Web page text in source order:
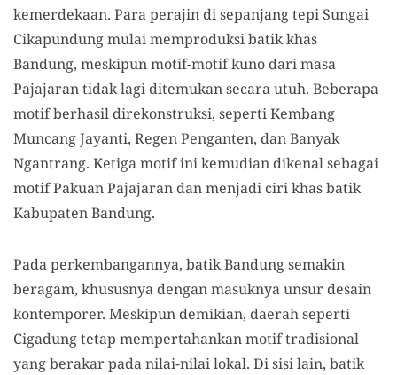
kemerdekaan. Para perajin di sepanjang tepi Sungai
Cikapundung mulai memproduksi batik khas
Bandung, meskipun motif-motif kuno dari masa
Pajajaran tidak lagi ditemukan secara utuh. Beberapa
motif berhasil direkonstruksi, seperti Kembang
Muncang Jayanti, Regen Penganten, dan Banyak
Ngantrang. Ketiga motif ini kemudian dikenal sebagai
motif Pakuan Pajajaran dan menjadi ciri khas batik
Kabupaten Bandung.
Pada perkembangannya, batik Bandung semakin
beragam, khususnya dengan masuknya unsur desain
kontemporer. Meskipun demikian, daerah seperti
Cigadung tetap mempertahankan motif tradisional
yang berakar pada nilai-nilai lokal. Di sisi lain, batik